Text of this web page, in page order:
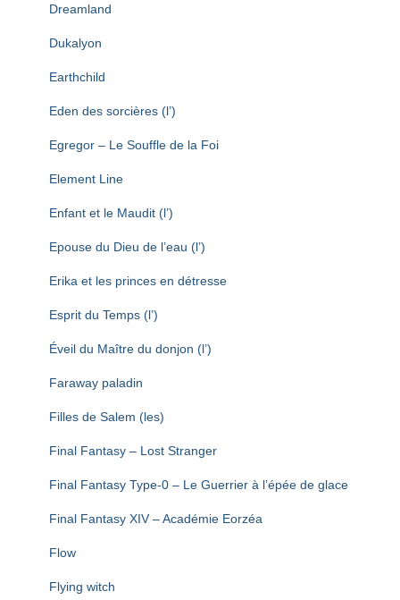
Dreamland
Dukalyon
Earthchild
Eden des sorcières (l’)
Egregor – Le Souffle de la Foi
Element Line
Enfant et le Maudit (l’)
Epouse du Dieu de l’eau (l’)
Erika et les princes en détresse
Esprit du Temps (l’)
Éveil du Maître du donjon (l’)
Faraway paladin
Filles de Salem (les)
Final Fantasy – Lost Stranger
Final Fantasy Type-0 – Le Guerrier à l’épée de glace
Final Fantasy XIV – Académie Eorzéa
Flow
Flying witch